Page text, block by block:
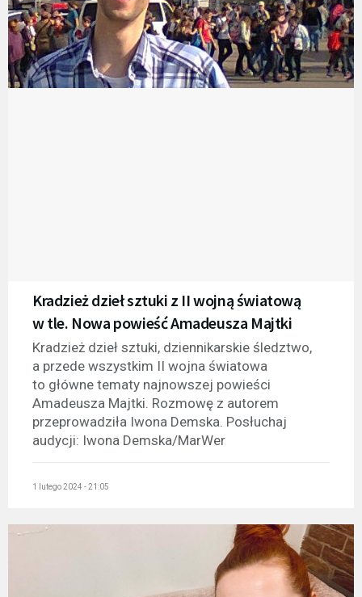
Kradzież dzieł sztuki z II wojną światową
w tle. Nowa powieść Amadeusza Majtki
Kradzież dzieł sztuki, dziennikarskie śledztwo,
a przede wszystkim II wojna światowa
to główne tematy najnowszej powieści
Amadeusza Majtki. Rozmowę z autorem
przeprowadziła Iwona Demska. Posłuchaj
audycji: Iwona Demska/MarWer
1 lutego 2024 - 21:05